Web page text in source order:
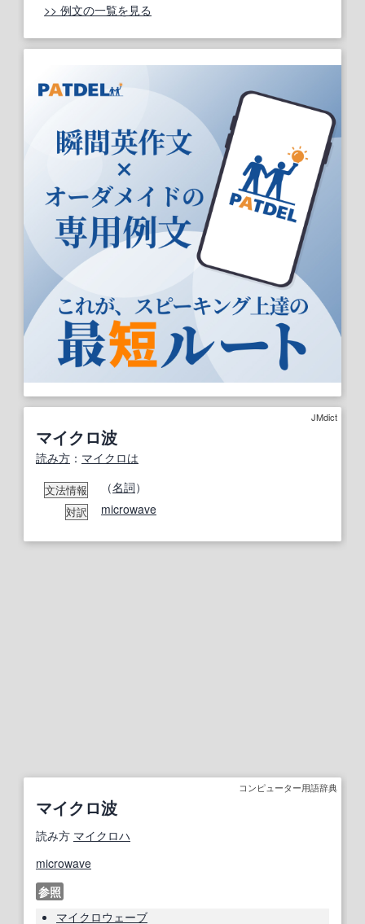
>> 例文の一覧を見る
JMdict
マイクロ波
読み方 ： マイクロは
文法情報 （名詞）
対訳 microwave
コンピューター用語辞典
マイクロ波
読み方 マイクロハ
microwave
参照
マイクロウェーブ